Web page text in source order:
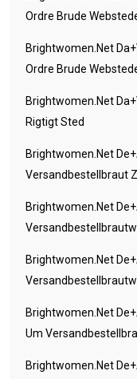
Ordre Brude
Brightwomen.net
Ordre Brude
Brightwomen.net
Rigtigt Sted
Brightwomen.net
Versandbestellbraut
Brightwomen.net
Brightwomen.net
Brightwomen.net
Um
Brightwomen.net